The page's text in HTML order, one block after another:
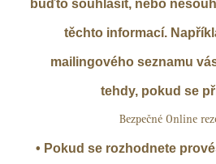
buďto souhlasit, nebo
těchto informací.
mailingového seznamu
tehdy, pokud se
Bezpečné Online
• Pokud se rozhodnete